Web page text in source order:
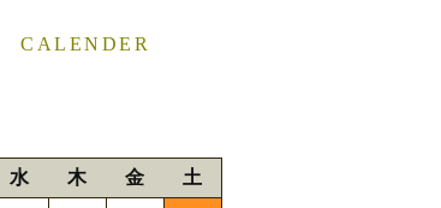
CALENDER
水 木 金 土